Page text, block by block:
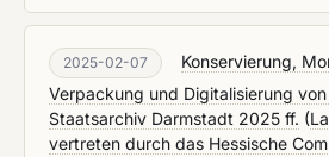
2025-02-07
Konservierung,
Verpackung und Digitalisierung
Staatsarchiv Darmstadt 2025 ff. (
vertreten durch das Hessische